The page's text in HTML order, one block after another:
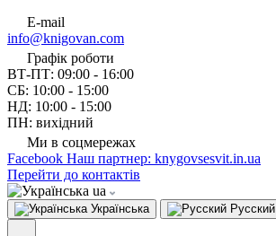
E-mail
info@knigovan.com
Графік роботи
ВТ-ПТ: 09:00 - 16:00
СБ: 10:00 - 15:00
НД: 10:00 - 15:00
ПН: вихідний
Ми в соцмережах
Facebook Наш партнер: knygovsesvit.in.ua
Перейти до контактів
ua
Українська Русский